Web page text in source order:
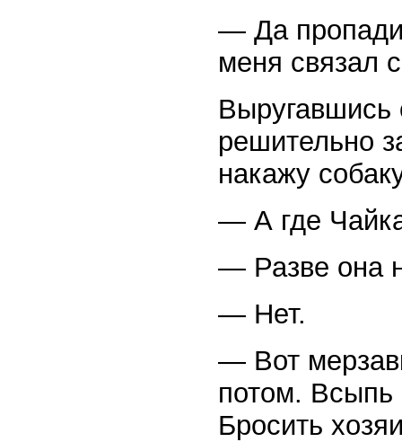
— Да
меня связал
Выругавшись
решительно
накажу
— А где
— Разве она
— Нет.
— Вот
потом. Всыпь
Бросить